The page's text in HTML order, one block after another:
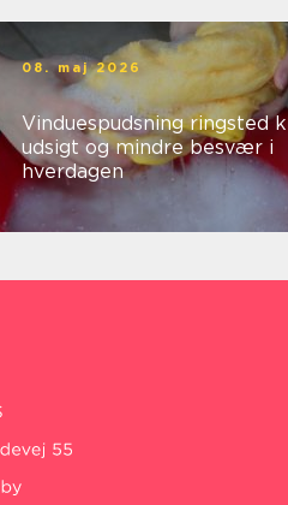
08. maj 2026
Vinduespudsning ringsted klar
udsigt og mindre besvær i
hverdagen